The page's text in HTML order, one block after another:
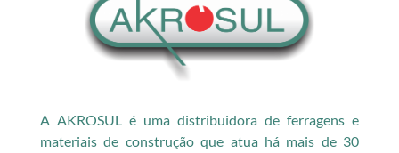
A AKROSUL é uma distribuidora de ferragens e
materiais de construção que atua há mais de 30